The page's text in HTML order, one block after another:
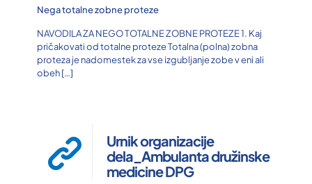
Nega totalne zobne proteze
NAVODILA ZA NEGO TOTALNE ZOBNE PROTEZE 1. Kaj
pričakovati od totalne proteze Totalna (polna) zobna
proteza je nadomestek za vse izgubljanje zobe v eni ali
obeh[…]
Urnik organizacije
dela_Ambulanta družinske
medicine DPG